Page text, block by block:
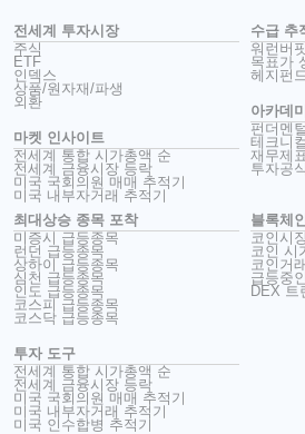
전세계 투자시장
주식
ETF
인덱스
상품/원자재/파생
외환
마켓 인사이트
전세계 통합 시가총액 순
전세계 금융시장 등락
미국 국회의원 매매 추적기
미국 내부자거래 추적기
수급 추
워런버
목표가
헤지펀
아카데미
펀더멘
테크니
재무제
투자공
최대상승 종목 포착
미증시 급등종목
런던 급등종목
상하이 급등종목
심천 급등종목
인도 급등종목
코스피 급등종목
코스닥 급등종목
투자 도구
전세계 통합 시가총액 순
전세계 금융시장 등락
미국 국회의원 매매 추적기
미국 내부자거래 추적기
미국 인수합병 추적기
블록체
코인시
코인 시
코인거
급등중
DEX 트